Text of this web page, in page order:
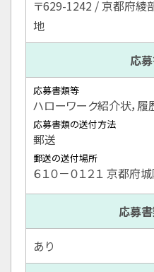
〒629-1242 / 京都府綾
地
応
応募書類等
ハローワーク紹介状，履
応募書類の送付方法
郵送
郵送の送付場所
６１０－０１２１ 京都府
応募
あり